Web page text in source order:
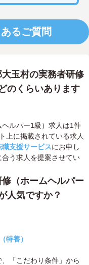
るご質問
玉村の実務者研修
のくらいあります
ルパー1級）求人は1件
上に掲載されている求人
職支援サービスにお申し
う求人を提案させてい
（ホームヘルパー
人気ですか？
特養）
「こだわり条件」から